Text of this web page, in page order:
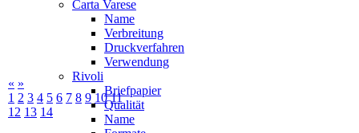
Carta Varese
Name
Verbreitung
Druckverfahren
Verwendung
Rivoli
Briefpapier
Qualität
Name
« »
1 2 3 4 5 6 7 8 9 10 11
12 13 14